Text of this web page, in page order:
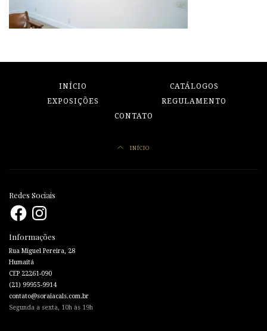
INÍCIO
CATÁLOGOS
EXPOSIÇÕES
REGULAMENTO
CONTATO
INÍCIO
Redes Sociais
FacebookInstagram
Informações
Rua Miguel Pereira, 28
Humaitá
CEP 22261-090
(21) 99955-9914
contato@soraiacals.com.br
Segunda a sexta, 10h às 19h